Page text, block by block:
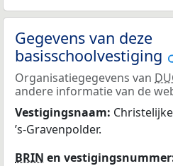
Gegevens van deze
basisschoolvestiging
Organisatiegegevens van
andere informatie van de
Vestigingsnaam:
’s-Gravenpolder.
BRIN en